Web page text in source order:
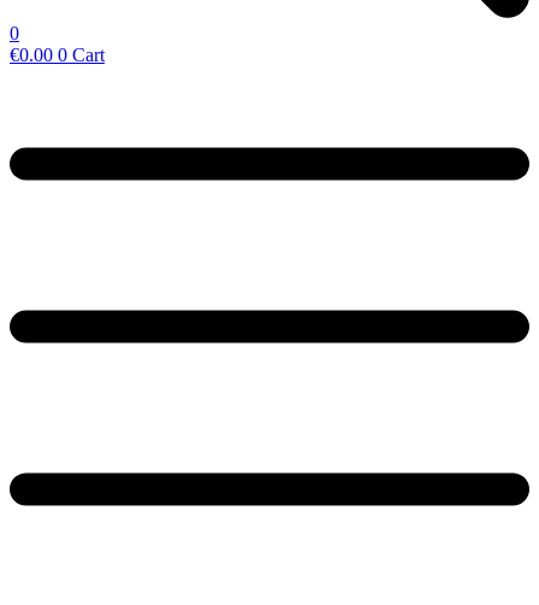
0
€0.00 0 Cart